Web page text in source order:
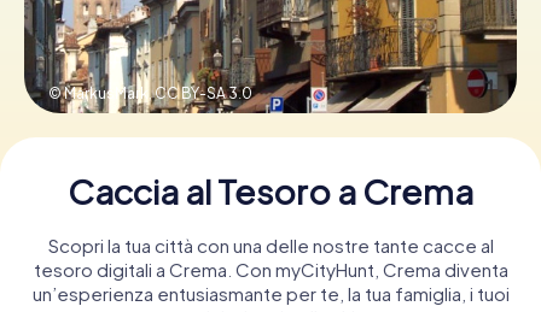
Prenota Biglietti
Acquista i Voucher
© MarkusMark,CC BY-SA 3.0
Caccia al Tesoro a Crema
Scopri la tua città con una delle nostre tante cacce al
tesoro digitali a Crema. Con myCityHunt, Crema diventa
un’esperienza entusiasmante per te, la tua famiglia, i tuoi